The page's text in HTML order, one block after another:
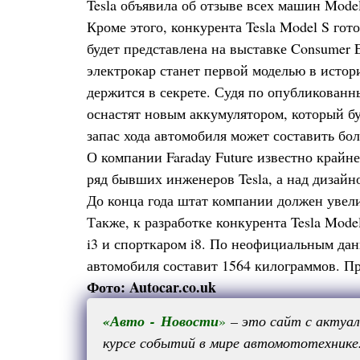
Tesla объявила об отзыве всех машин
Кроме этого, конкурента Tesla Model S
будет представлена на выставке
электрокар станет первой моделью в
держится в секрете. Судя по
оснастят новым аккумулятором, который
запас хода автомобиля может составить
О компании Faraday Future известно
ряд бывших инженеров Tesla, а над
До конца года штат компании должен
Также, к разработке конкурента Tesla
i3 и спорткаром i8. По неофициальным
автомобиля составит 1564 килограммов.
Фото: Autocar.co.uk
«Авто- Новости» – это сайт с
курсе событий в мире